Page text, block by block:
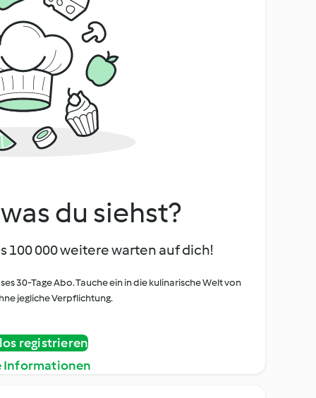
du siehst?
100 000 weitere warten auf dich!
30-Tage Abo. Tauche ein in die kulinarische Welt von
jegliche Verpflichtung.
registrieren
Informationen